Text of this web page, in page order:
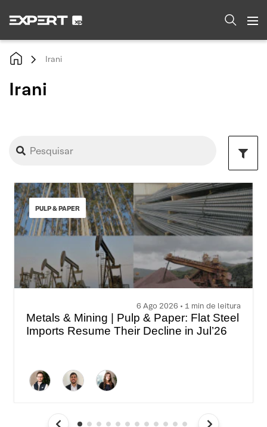
Irani
Irani
PULP & PAPER
6 Ago 2026 • 1 min de leitura
Metals & Mining | Pulp & Paper: Flat Steel
Imports Resume Their Decline in Jul’26